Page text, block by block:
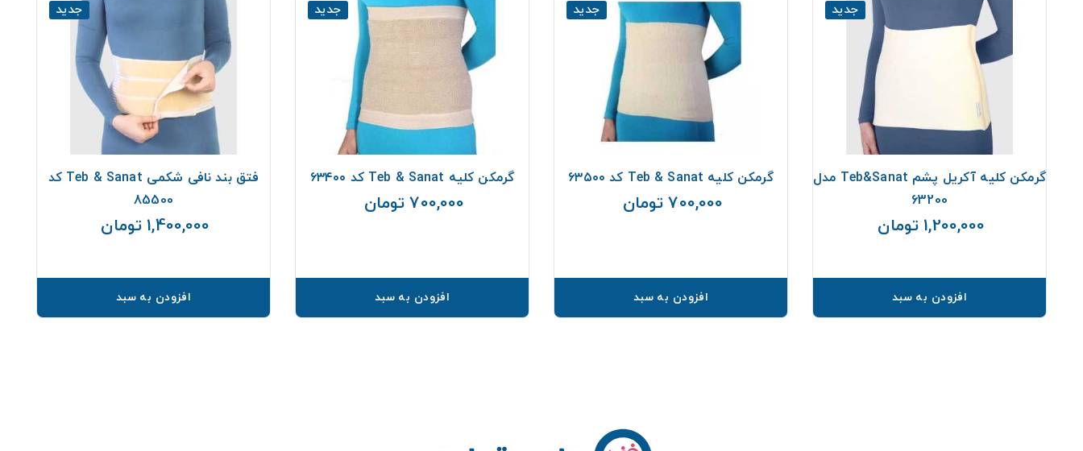
جدید
گرمکن کلیه آکریل پشم Teb&Sanat مدل
63200
1,200,000 تومان
افزودن به سبد
جدید
گرمکن کلیه Teb & Sanat کد ۶۳۵۰۰
700,000 تومان
افزودن به سبد
جدید
گرمکن کلیه Teb & Sanat کد ۶۳۴۰۰
700,000 تومان
افزودن به سبد
جدید
فتق بند نافی شکمی Teb & Sanat کد
85500
1,400,000 تومان
افزودن به سبد